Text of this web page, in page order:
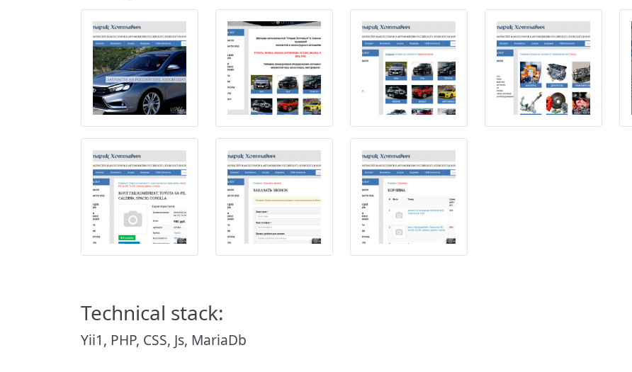
Technical stack:
Yii1, PHP, CSS, Js, MariaDb